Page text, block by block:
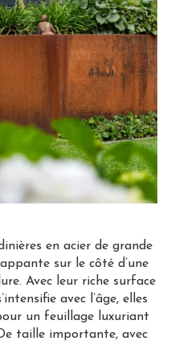
en acier de grande
sur le côté d’une
Avec leur riche surface
avec l’âge, elles
un feuillage luxuriant
taille importante, avec